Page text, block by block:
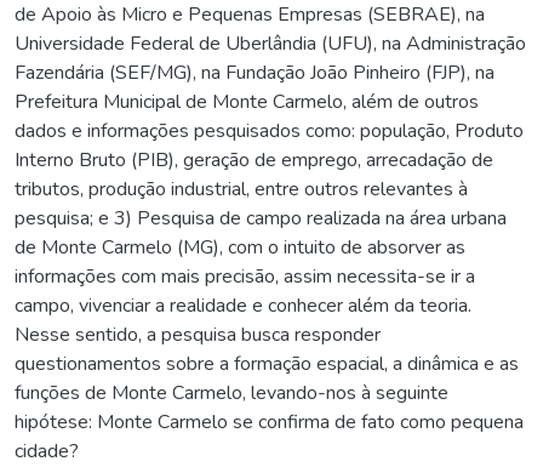
de Apoio às Micro e Pequenas Empresas (SEBRAE), na
Universidade Federal de Uberlândia (UFU), na Administração
Fazendária (SEF/MG), na Fundação João Pinheiro (FJP), na
Prefeitura Municipal de Monte Carmelo, além de outros
dados e informações pesquisados como: população, Produto
Interno Bruto (PIB), geração de emprego, arrecadação de
tributos, produção industrial, entre outros relevantes à
pesquisa; e 3) Pesquisa de campo realizada na área urbana
de Monte Carmelo (MG), com o intuito de absorver as
informações com mais precisão, assim necessita-se ir a
campo, vivenciar a realidade e conhecer além da teoria.
Nesse sentido, a pesquisa busca responder
questionamentos sobre a formação espacial, a dinâmica e as
funções de Monte Carmelo, levando-nos à seguinte
hipótese: Monte Carmelo se confirma de fato como pequena
cidade?